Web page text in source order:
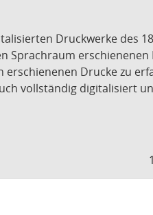
Druckwerke des
erschienenen
Drucke zu
vollständig digitalisiert